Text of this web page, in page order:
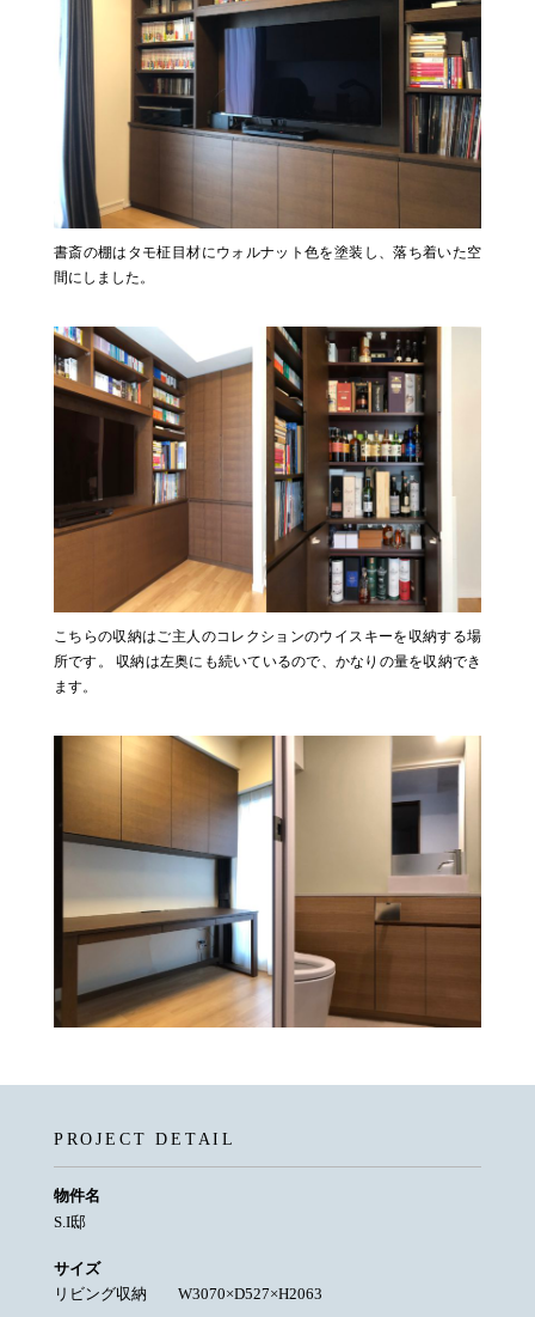
書斎の棚はタモ柾目材にウォルナット色を塗装し、落ち着いた空
間にしました。
こちらの収納はご主人のコレクションのウイスキーを収納する場
所です。 収納は左奥にも続いているので、かなりの量を収納でき
ます。
PROJECT DETAIL
物件名
S.I邸
サイズ
リビング収納 W3070×D527×H2063